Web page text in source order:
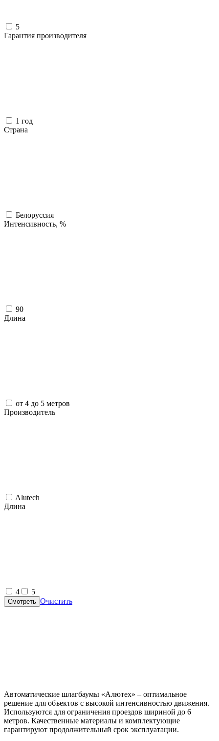
5
Гарантия производителя
1 год
Страна
Белоруссия
Интенсивность, %
90
Длина
от 4 до 5 метров
Производитель
Alutech
Длина
4 5
Смотреть Очистить
Автоматические шлагбаумы «Алютех» – оптимальное
решение для объектов с высокой интенсивностью движения.
Используются для ограничения проездов шириной до 6
метров. Качественные материалы и комплектующие
гарантируют продолжительный срок эксплуатации.